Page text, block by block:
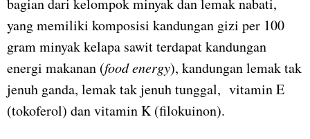
bagian dari kelompok minyak dan lemak nabati,
yang memiliki komposisi kandungan gizi per 100
gram minyak kelapa sawit terdapat kandungan
energi makanan (food energy), kandungan lemak tak
jenuh ganda, lemak tak jenuh tunggal, vitamin E
(tokoferol) dan vitamin K (filokuinon).